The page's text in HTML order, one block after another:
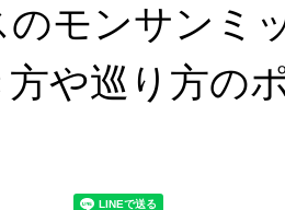
のモンサンミ
や巡り方の